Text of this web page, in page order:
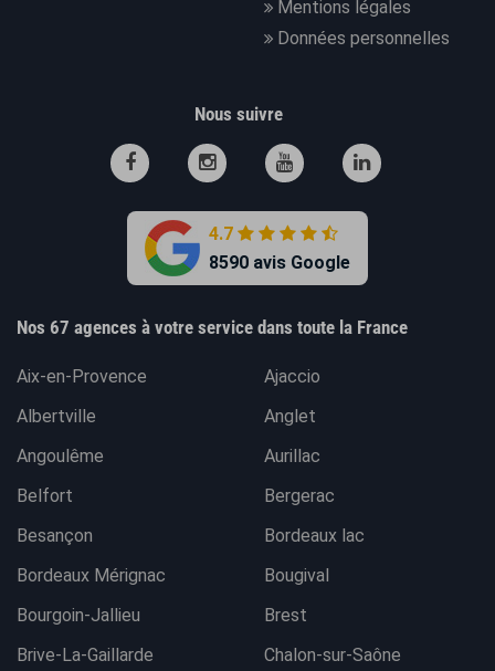
Mentions légales
Données personnelles
Nous suivre
4.7
8590 avis Google
Nos 67 agences à votre service dans toute la France
Aix-en-Provence
Ajaccio
Albertville
Anglet
Angoulême
Aurillac
Belfort
Bergerac
Besançon
Bordeaux lac
Bordeaux Mérignac
Bougival
Bourgoin-Jallieu
Brest
Brive-La-Gaillarde
Chalon-sur-Saône